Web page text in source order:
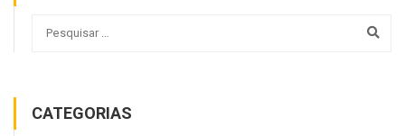
CATEGORIAS